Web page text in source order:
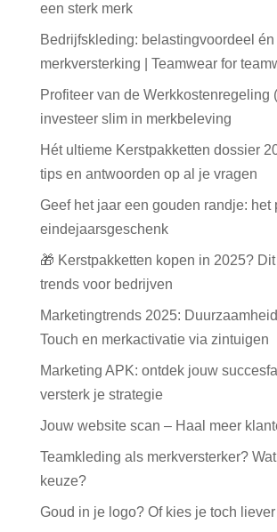
een sterk merk
Bedrijfskleding: belastingvoordeel én
merkversterking | Teamwear for
Profiteer van de Werkkostenregeling
investeer slim in merkbeleving
Hét ultieme Kerstpakketten dossier
tips en antwoorden op al je vragen
Geef het jaar een gouden randje: het
eindejaarsgeschenk
🎁 Kerstpakketten kopen in 2025?
trends voor bedrijven
Marketingtrends 2025:
Touch en merkactivatie via zintuigen
Marketing APK: ontdek jouw
versterk je strategie
Jouw website scan – Haal meer
Teamkleding als merkversterker?
keuze?
Goud in je logo? Of kies je toch